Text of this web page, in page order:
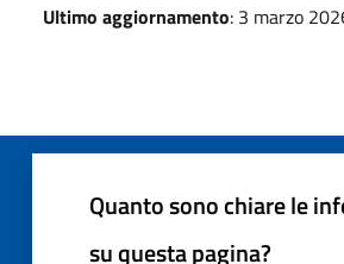
Ultimo aggiornamento: 3 marzo
Quanto sono chiare le
su questa pagina?